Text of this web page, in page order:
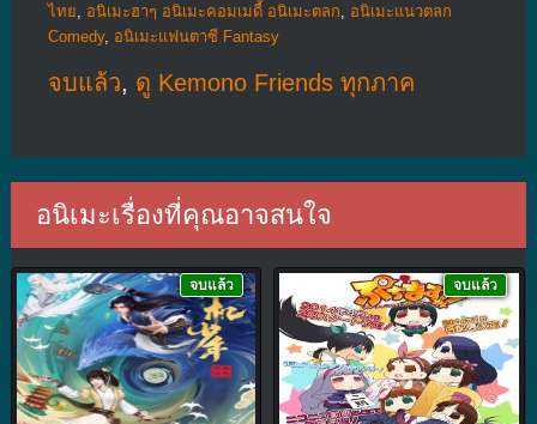
ไทย, อนิเมะฮาๆ อนิเมะคอมเมดี้ อนิเมะตลก, อนิเมะแนวตลก
Comedy, อนิเมะแฟนตาซี Fantasy
จบแล้ว, ดู Kemono Friends ทุกภาค
อนิเมะเรื่องที่คุณอาจสนใจ
จบแล้ว จบแล้ว